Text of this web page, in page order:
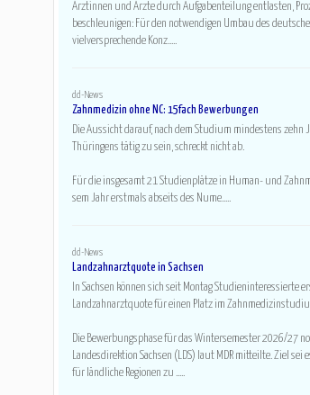
Ärztinnen und Ärzte durch Aufgabenteilung entlasten,
beschleunigen: Für den notwendigen Umbau des
vielversprechende Konz.....
dd-News
Zahnmedizin ohne NC: 15fach Bewerbungen
Die Aus­sicht dar­auf, nach dem Stu­dium min­de­stens zehn
Thü­rin­gens tätig zu sein, schreckt nicht ab.
Für die ins­ge­samt 21 Stu­di­en­plätze in Human- und
sem Jahr erst­mals abseits des Nume.....
dd-News
Landzahnarztquote in Sachsen
In Sachsen können sich seit Montag Studieninteressierte
Landzahnarztquote für einen Platz im
Die Bewerbungsphase für das Wintersemester 2026/27
Landesdirektion Sachsen (LDS) laut MDR mitteilte. Ziel
für ländliche Regionen zu .....